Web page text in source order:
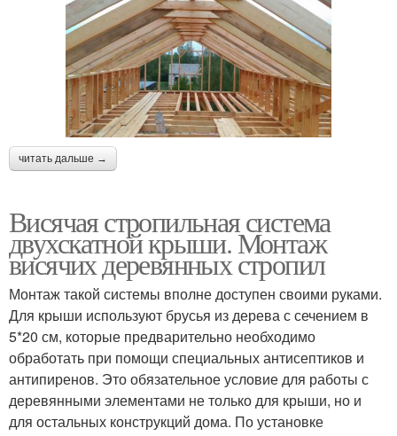
читать дальше →
Висячая стропильная система
двухскатной крыши. Монтаж
висячих деревянных стропил
Монтаж такой системы вполне доступен своими руками.
Для крыши используют брусья из дерева с сечением в
5*20 см, которые предварительно необходимо
обработать при помощи специальных антисептиков и
антипиренов. Это обязательное условие для работы с
деревянными элементами не только для крыши, но и
для остальных конструкций дома. По установке